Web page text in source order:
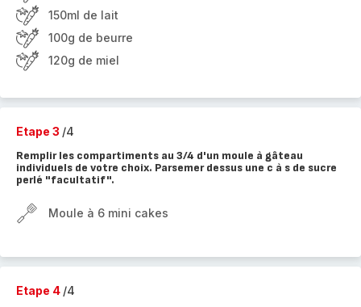
150ml de lait
100g de beurre
120g de miel
Etape 3 /4
Remplir les compartiments au 3/4 d'un moule à gâteau
individuels de votre choix. Parsemer dessus une c à s de sucre
perlé "facultatif".
Moule à 6 mini cakes
Etape 4 /4